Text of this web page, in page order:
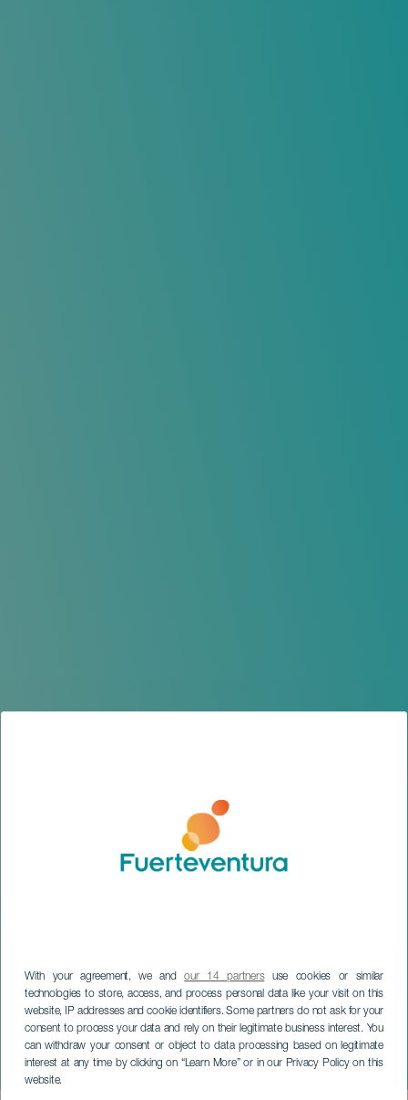
With your agreement, we andour 14 partnersuse cookies or similar
technologies to store, access, and process personal data like your visit on this
website, IP addresses and cookie identifiers. Some partners do not ask for your
consent to process your data and rely on their legitimate business interest. You
can withdraw your consent or object to data processing based on legitimate
interest at any time by clicking on “Learn More” or in our Privacy Policy on this
website.Canarias Surf Film Festival
FUERTEVENTURA